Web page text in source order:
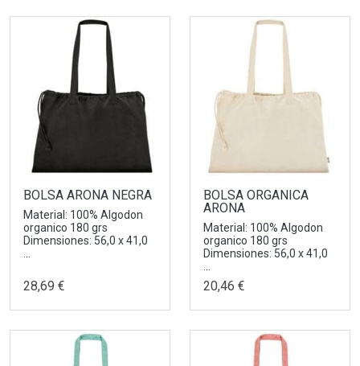
BOLSA ARONA NEGRA
Material: 100% Algodon
organico 180 grs
Dimensiones: 56,0 x 41,0
28,69 €
BOLSA ORGANICA
ARONA
Material: 100% Algodon
organico 180 grs
Dimensiones: 56,0 x 41,0
20,46 €